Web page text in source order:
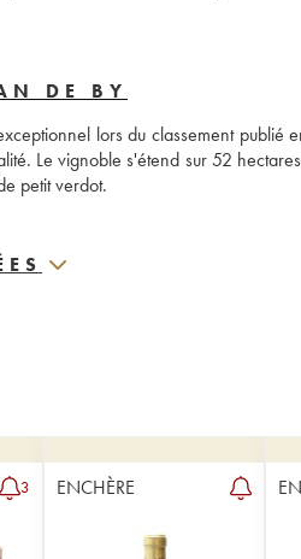
DE BY
lors du classement
Le vignoble s'étend sur 52
petit verdot.
3 ENCHÈRE